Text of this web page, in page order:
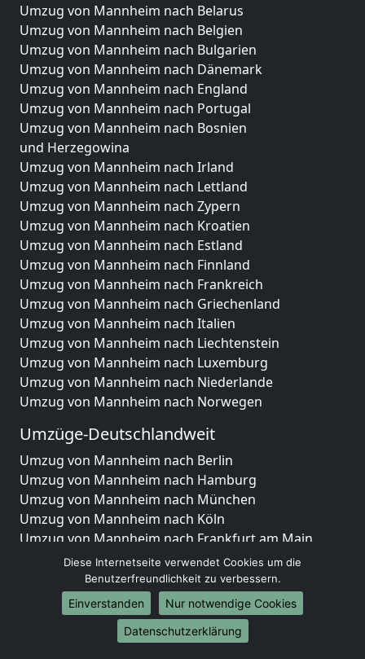
Umzug von Mannheim nach Belarus
Umzug von Mannheim nach Belgien
Umzug von Mannheim nach Bulgarien
Umzug von Mannheim nach Dänemark
Umzug von Mannheim nach England
Umzug von Mannheim nach Portugal
Umzug von Mannheim nach Bosnien
und Herzegowina
Umzug von Mannheim nach Irland
Umzug von Mannheim nach Lettland
Umzug von Mannheim nach Zypern
Umzug von Mannheim nach Kroatien
Umzug von Mannheim nach Estland
Umzug von Mannheim nach Finnland
Umzug von Mannheim nach Frankreich
Umzug von Mannheim nach Griechenland
Umzug von Mannheim nach Italien
Umzug von Mannheim nach Liechtenstein
Umzug von Mannheim nach Luxemburg
Umzug von Mannheim nach Niederlande
Umzug von Mannheim nach Norwegen
Umzüge-Deutschlandweit
Umzug von Mannheim nach Berlin
Umzug von Mannheim nach Hamburg
Umzug von Mannheim nach München
Umzug von Mannheim nach Köln
Umzug von Mannheim nach Frankfurt am Main
Umzug von Mannheim nach Stuttgart
Umzug von Mannheim nach Düsseldorf
Umzug von Mannheim nach Leipzig
Umzug von Mannheim nach Dortmund
Umzug von Mannheim nach Essen
Diese Internetseite verwendet Cookies um die
Benutzerfreundlichkeit zu verbessern.
Einverstanden
Nur notwendige Cookies
Datenschutzerklärung